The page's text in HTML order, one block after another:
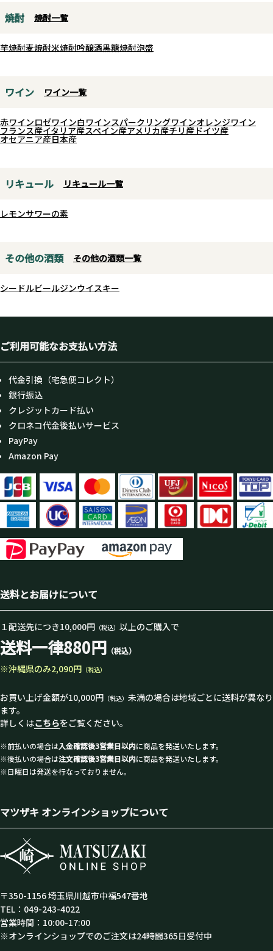
お勧めです。暑い夏の日にキリっ
と冷やしてお楽しみください。
焼酎 焼酎一覧
芋焼酎麦焼酎米焼酎吟醸酒黒糖焼酎泡盛
ワイン ワイン一覧
赤ワインロゼワイン白ワインスパークリングワインオレンジワイン
フランス産イタリア産スペイン産アメリカ産チリ産ドイツ産
オセアニア産日本産
リキュール リキュール一覧
レモンサワーの素
その他の酒類 その他の酒類一覧
シードルビールジンウイスキー
ご利用可能なお支払い方法
代金引換（宅急便コレクト）
銀行振込
クレジットカード払い
クロネコ代金後払いサービス
PayPay
Amazon Pay
送料とお届けについて
１配送先につき10,000円 （税込） 以上のご購入で
送料一律880円 （税込）
※沖縄県のみ2,090円 （税込）
お買い上げ金額が10,000円 （税込） 未満の場合は地域ごとに送料が異なり
ます。
詳しくはこちらをご覧ください。
※前払いの場合は入金確認後3営業日以内に商品を発送いたします。
※後払いの場合は注文確認後3営業日以内に商品を発送いたします。
※日曜日は発送を行なっておりません。
マツザキ オンラインショップについて
〒350-1156 埼玉県川越市中福547番地
TEL：049-243-4022
営業時間：10:00-17:00
※オンラインショップでのご注文は24時間365日受付中